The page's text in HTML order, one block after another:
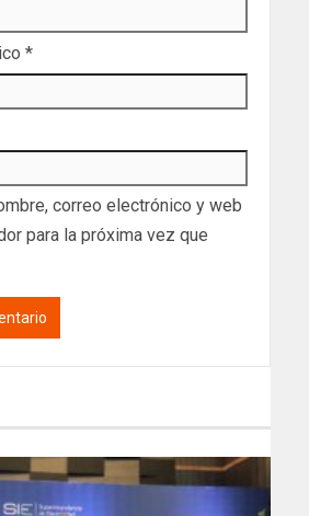
*
correo electrónico y web
para la próxima vez que